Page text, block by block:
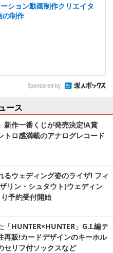
ション動画制作クリエイタ
の制作
Sponsored by
ース
新作一番くじが発売決定!A賞
トロ感満載のアナログレコード
るウェディング姿のライザ! フィ
リン・シュタウト)ウェディン
予約受付開始
「HUNTER×HUNTER」G.I.編テ
再販!カードデザインのキーホル
セリフ付ソックスなど